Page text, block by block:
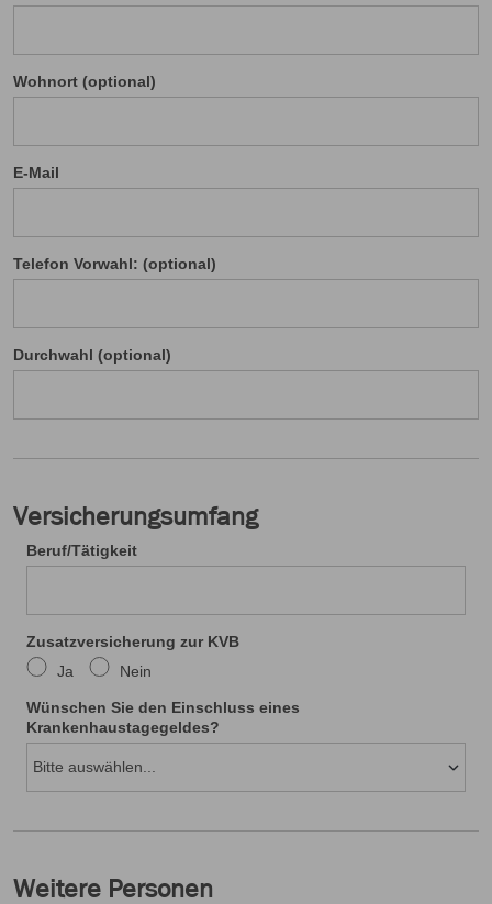
Wohnort (optional)
E-Mail
Telefon Vorwahl: (optional)
Durchwahl (optional)
Versicherungsumfang
Beruf/Tätigkeit
Zusatzversicherung zur KVB
Ja
Nein
Wünschen Sie den Einschluss eines
Krankenhaustagegeldes?
Weitere Personen